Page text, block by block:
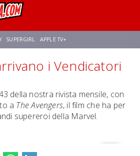
SUPERGIRL APPLE TV+
STAR TREK AVENGERS: DOOMSDAY
STRANGE NEW WORLDS
i Vendicatori
della nostra rivista mensile, con
a The Avengers, il film che ha per
supereroi della Marvel.